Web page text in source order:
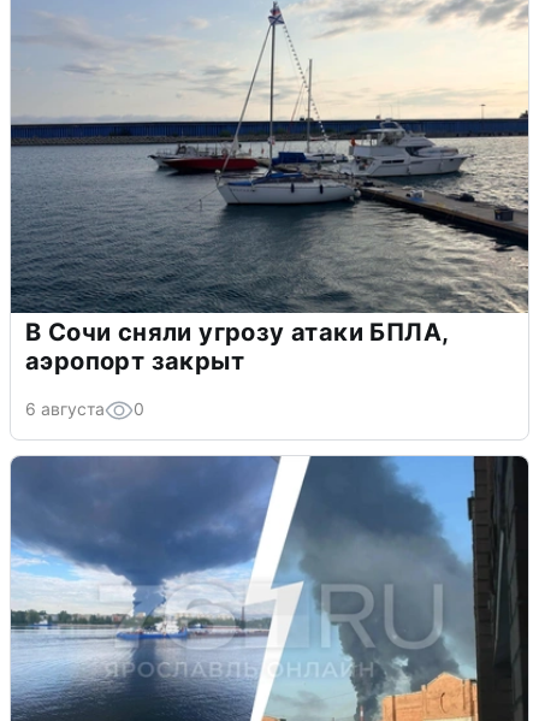
В Сочи сняли угрозу атаки БПЛА,
аэропорт закрыт
6 августа 0